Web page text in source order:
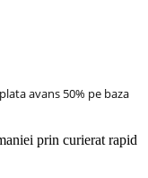
avans 50% pe baza
prin curierat rapid